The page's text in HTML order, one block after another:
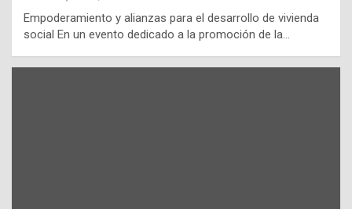
Empoderamiento y alianzas para el desarrollo de vivienda
social En un evento dedicado a la promoción de la…